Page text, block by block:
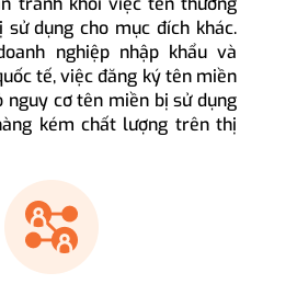
sử dụng cho mục đích khác.
nghiệp nhập khẩu và
tế, việc đăng ký tên miền
nguy cơ tên miền bị sử dụng
kém chất lượng trên thị